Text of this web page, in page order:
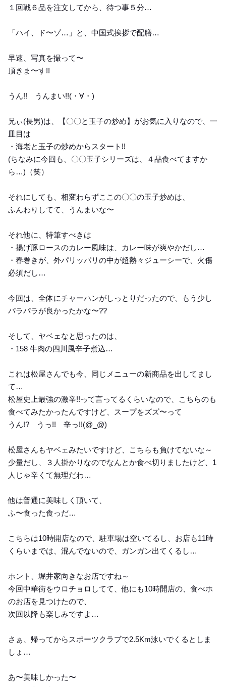
１回戦６品を注文してから、待つ事５分…
「ハイ、ド〜ゾ…」と、中国式挨拶で配膳…
早速、写真を撮って〜
頂きま〜す!!
うん!! うんまい!!(⁠・⁠∀⁠・⁠)
兄ぃ(長男)は、【〇〇と玉子の炒め】がお気に入りなので、一
皿目は
・海老と玉子の炒めからスタート!!
(ちなみに今回も、〇〇玉子シリーズは、４品食べてますか
ら…)（笑）
それにしても、相変わらずここの〇〇の玉子炒めは、
ふんわりしてて、うんまいな〜
それ他に、特筆すべきは
・揚げ豚ロースのカレー風味は、カレー味が爽やかだし…
・春巻きが、外パリッパリの中が超熱々ジューシーで、火傷
必須だし…
今回は、全体にチャーハンがしっとりだったので、もう少し
パラパラが良かったかな〜??
そして、ヤベェなと思ったのは、
・158 牛肉の四川風辛子煮込…
これは松屋さんでも今、同じメニューの新商品を出してまし
て…
松屋史上最強の激辛!!って言ってるくらいなので、こちらのも
食べてみたかったんですけど、スープをズズ〜って
うん!? うっ!! 辛っ!!(⁠@⁠_⁠@⁠)
松屋さんもヤベェみたいですけど、こちらも負けてないな～
少量だし、３人掛かりなのでなんとか食べ切りましたけど、1
人じゃ辛くて無理だわ…
他は普通に美味しく頂いて、
ふ〜食った食っだ…
こちらは10時開店なので、駐車場は空いてるし、お店も11時
くらいまでは、混んでないので、ガンガン出てくるし…
ホント、堀井家向きなお店ですね～
今回中華街をウロチョロしてて、他にも10時開店の、食べホ
のお店を見つけたので、
次回以降も楽しみですよ…
さぁ、帰ってからスポーツクラブで2.5Km泳いでくるとしま
しょ…
あ〜美味しかった〜